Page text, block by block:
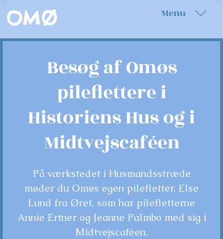
Menu
OMØ
Besøg af Omøs
pileflettere i
Historiens Hus og i
Midtvejscaféen
På værkstedet i Husmandsstræde
møder du Omøs egen pilefletter, Else
Lund fra Øret, som har pilefletterne
Annie Ertner og Jeanne Palmbo med sig i
Midtvejscaféen.